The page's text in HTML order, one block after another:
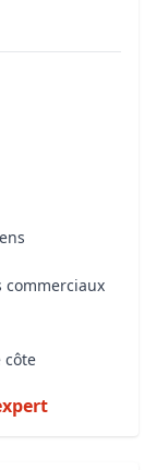
commerciaux
côte